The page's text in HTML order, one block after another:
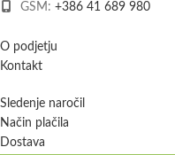
GSM: +386 41 689 980
O podjetju
Kontakt
Sledenje naročil
Način plačila
Dostava